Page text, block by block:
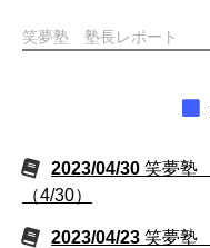
笑夢塾 塾長レポート
2023/04/30 笑夢塾
（4/30）
2023/04/23 笑夢塾